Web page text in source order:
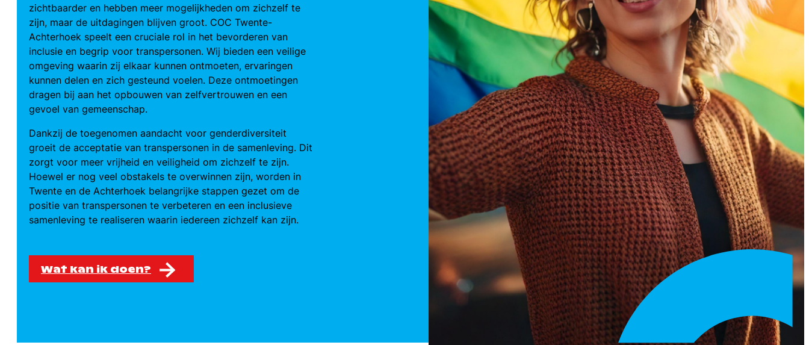
zichtbaarder en hebben meer mogelijkheden om zichzelf te
zijn, maar de uitdagingen blijven groot. COC Twente-
Achterhoek speelt een cruciale rol in het bevorderen van
inclusie en begrip voor transpersonen. Wij bieden een veilige
omgeving waarin zij elkaar kunnen ontmoeten, ervaringen
kunnen delen en zich gesteund voelen. Deze ontmoetingen
dragen bij aan het opbouwen van zelfvertrouwen en een
gevoel van gemeenschap.
Dankzij de toegenomen aandacht voor genderdiversiteit
groeit de acceptatie van transpersonen in de samenleving. Dit
zorgt voor meer vrijheid en veiligheid om zichzelf te zijn.
Hoewel er nog veel obstakels te overwinnen zijn, worden in
Twente en de Achterhoek belangrijke stappen gezet om de
positie van transpersonen te verbeteren en een inclusieve
samenleving te realiseren waarin iedereen zichzelf kan zijn.
Wat kan ik doen?